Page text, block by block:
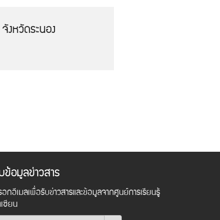
งหวัดระนอง
ข้อมูลข่าวสาร
กอีเมลเพื่อรับข่าวสารและข้อมูลจากศูนย์การเรียนรู้
ซียน